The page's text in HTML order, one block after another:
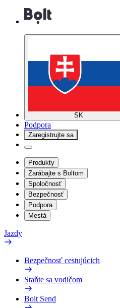
SK
Podpora
Zaregistrujte sa
Produkty
Zarábajte s Boltom
Spoločnosť
Bezpečnosť
Podpora
Mestá
Jazdy
Bezpečnosť cestujúcich
Staňte sa vodičom
Bolt Send